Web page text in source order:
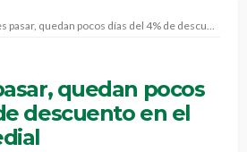
quedan pocos días del 4% de descuento en el pago del Predial
quedan pocos
descuento en el